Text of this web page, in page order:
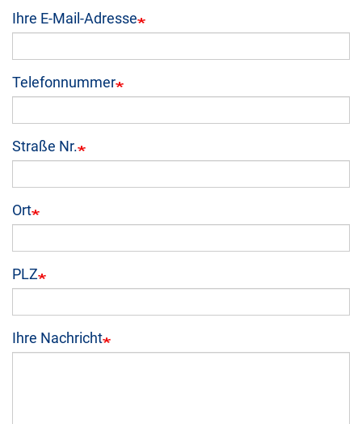
Ihre E-Mail-Adresse
Telefonnummer
Straße Nr.
Ort
PLZ
Ihre Nachricht